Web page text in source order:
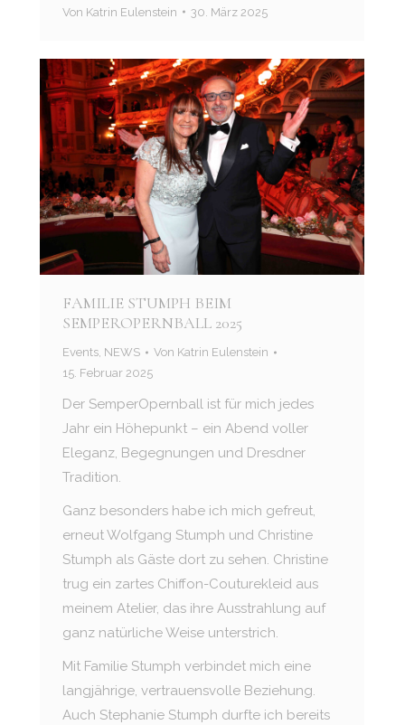
Von Katrin Eulenstein 30. März 2025
FAMILIE STUMPH BEIM
SEMPEROPERNBALL 2025
Events, NEWS Von Katrin Eulenstein
15. Februar 2025
Der SemperOpernball ist für mich jedes
Jahr ein Höhepunkt – ein Abend voller
Eleganz, Begegnungen und Dresdner
Tradition.
Ganz besonders habe ich mich gefreut,
erneut Wolfgang Stumph und Christine
Stumph als Gäste dort zu sehen. Christine
trug ein zartes Chiffon-Couturekleid aus
meinem Atelier, das ihre Ausstrahlung auf
ganz natürliche Weise unterstrich.
Mit Familie Stumph verbindet mich eine
langjährige, vertrauensvolle Beziehung.
Auch Stephanie Stumph durfte ich bereits